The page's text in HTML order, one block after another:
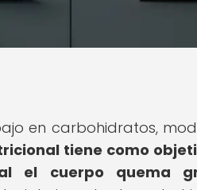
en carbohidratos,
tiene como
el cuerpo quema